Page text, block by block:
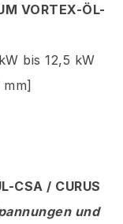
VORTEX-ÖL-
bis 12,5 kW
mm]
CSA / CURUS
und